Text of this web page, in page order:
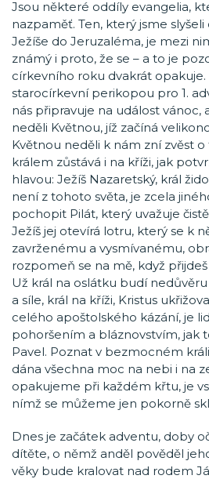
Jsou některé oddíly evangelia,
nazpaměť. Ten, který jsme
Ježíše do Jeruzaléma, je mezi
známý i proto, že se – a to je
církevního roku dvakrát
starocírkevní perikopou pro 1.
nás připravuje na událost vánoc,
neděli Květnou, jíž začíná
Květnou neděli k nám zní zvěst
králem zůstává i na kříži, jak
hlavou: Ježíš Nazaretský, král
není z tohoto světa, je zcela
pochopit Pilát, který uvažuje
Ježíš jej otevírá lotru, který se k
zavrženému a vysmívanému,
rozpomeň se na mě, když
Už král na oslátku budí
a síle, král na kříži, Kristus
celého apoštolského kázání, je
pohoršením a bláznovstvím, jak
Pavel. Poznat v bezmocném
dána všechna moc na nebi i na
opakujeme při každém křtu, je
nímž se můžeme jen pokorně
Dnes je začátek adventu, doby
dítěte, o němž anděl pověděl
věky bude kralovat nad rodem